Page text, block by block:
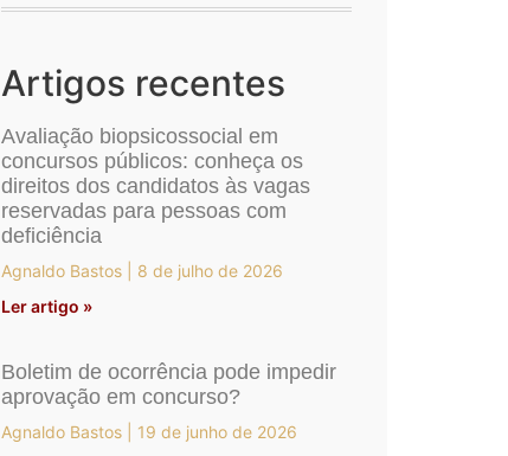
Artigos recentes
Avaliação biopsicossocial em
concursos públicos: conheça os
direitos dos candidatos às vagas
reservadas para pessoas com
deficiência
Agnaldo Bastos
8 de julho de 2026
Ler artigo »
Boletim de ocorrência pode impedir
aprovação em concurso?
Agnaldo Bastos
19 de junho de 2026